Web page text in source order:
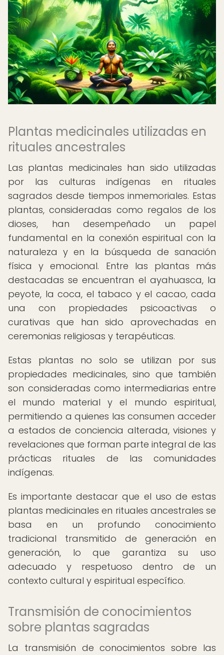
Plantas medicinales utilizadas en
rituales ancestrales
Las plantas medicinales han sido utilizadas
por las culturas indígenas en rituales
sagrados desde tiempos inmemoriales. Estas
plantas, consideradas como regalos de los
dioses, han desempeñado un papel
fundamental en la conexión espiritual con la
naturaleza y en la búsqueda de sanación
física y emocional. Entre las plantas más
destacadas se encuentran el ayahuasca, la
peyote, la coca, el tabaco y el cacao, cada
una con propiedades psicoactivas o
curativas que han sido aprovechadas en
ceremonias religiosas y terapéuticas.
Estas plantas no solo se utilizan por sus
propiedades medicinales, sino que también
son consideradas como intermediarias entre
el mundo material y el mundo espiritual,
permitiendo a quienes las consumen acceder
a estados de conciencia alterada, visiones y
revelaciones que forman parte integral de las
prácticas rituales de las comunidades
indígenas.
Es importante destacar que el uso de estas
plantas medicinales en rituales ancestrales se
basa en un profundo conocimiento
tradicional transmitido de generación en
generación, lo que garantiza su uso
adecuado y respetuoso dentro de un
contexto cultural y espiritual específico.
Transmisión de conocimientos
sobre plantas sagradas
La transmisión de conocimientos sobre las